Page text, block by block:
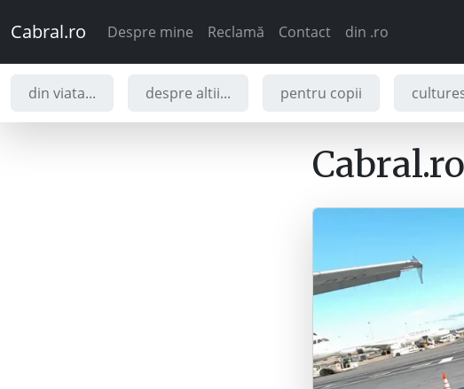
Cabral.ro Despre mine Reclamă Contact din .ro
din viata... despre altii... pentru copii
Cabral.ro